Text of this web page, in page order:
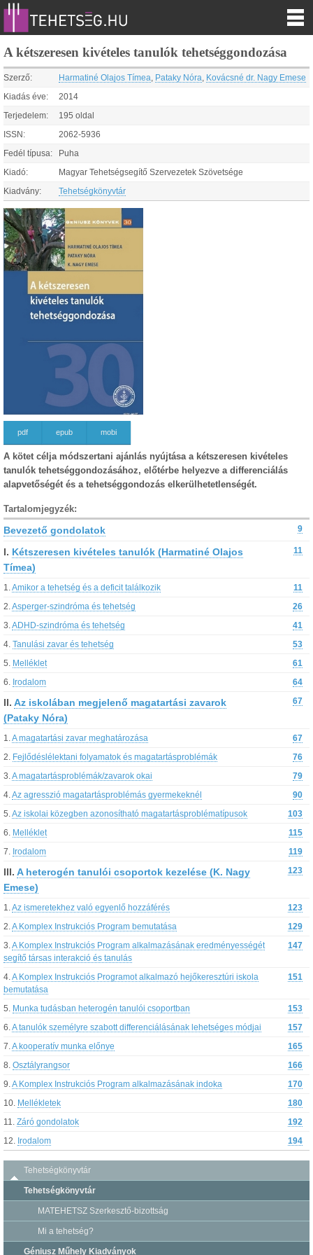
A kétszeresen kivételes tanulók tehetséggondozása
Szerző: Harmatiné Olajos Tímea Pataky Nóra Kovácsné dr. Nagy Emese
Kiadás éve: 2014
Terjedelem: 195 oldal
ISSN: 2062-5936
Fedél típusa: Puha
Kiadó: Magyar Tehetségsegítő Szervezetek Szövetsége
Kiadvány: Tehetségkönyvtár
pdf epub mobi
A kötet célja módszertani ajánlás nyújtása a kétszeresen kivételes
tanulók tehetséggondozásához, előtérbe helyezve a differenciálás
alapvetőségét és a tehetséggondozás elkerülhetetlenségét.
Tartalomjegyzék:
Bevezető gondolatok 9
I. Kétszeresen kivételes tanulók (Harmatiné Olajos
Tímea)
11
1. Amikor a tehetség és a deficit találkozik 11
2. Asperger-szindróma és tehetség 26
3. ADHD-szindróma és tehetség 41
4. Tanulási zavar és tehetség 53
5. Melléklet 61
6. Irodalom 64
II. Az iskolában megjelenő magatartási zavarok
(Pataky Nóra)
67
1. A magatartási zavar meghatározása 67
2. Fejlődéslélektani folyamatok és magatartásproblémák 76
3. A magatartásproblémák/zavarok okai 79
4. Az agresszió magatartásproblémás gyermekeknél 90
5. Az iskolai közegben azonosítható magatartásproblématípusok 103
6. Melléklet 115
7. Irodalom 119
III. A heterogén tanulói csoportok kezelése (K. Nagy
Emese)
123
1. Az ismeretekhez való egyenlő hozzáférés 123
2. A Komplex Instrukciós Program bemutatása 129
3. A Komplex Instrukciós Program alkalmazásának eredményességét
segítő társas interakció és tanulás
147
4. A Komplex Instrukciós Programot alkalmazó hejőkeresztúri iskola
bemutatása
151
5. Munka tudásban heterogén tanulói csoportban 153
6. A tanulók személyre szabott differenciálásának lehetséges módjai 157
7. A kooperatív munka előnye 165
8. Osztályrangsor 166
9. A Komplex Instrukciós Program alkalmazásának indoka 170
10. Mellékletek 180
11. Záró gondolatok 192
12. Irodalom 194
Tehetségkönyvtár
Tehetségkönyvtár
MATEHETSZ Szerkesztő-bizottság
Mi a tehetség?
Géniusz Műhely Kiadványok